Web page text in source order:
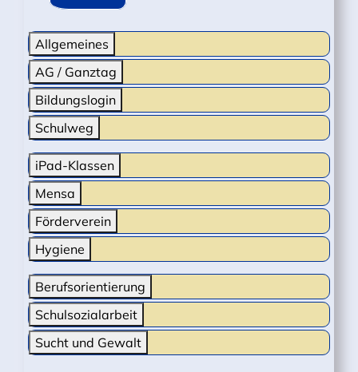
Allgemeines
AG / Ganztag
Bildungslogin
Schulweg
iPad-Klassen
Mensa
Förderverein
Hygiene
Berufsorientierung
Schulsozialarbeit
Sucht und Gewalt